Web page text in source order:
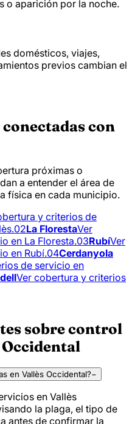
o aparición por la noche.
domésticos, viajes,
previos cambian el
con
próximas o
a entender el área de
física en cada municipio.
y criterios de
02La FlorestaVer
en La Floresta.03RubíVer
en Rubí.04Cerdanyola
de servicio en
Ver cobertura y criterios
sobre control
Occidental
en Vallès Occidental?−
en Vallès
la plaga, el tipo de
antes de confirmar la